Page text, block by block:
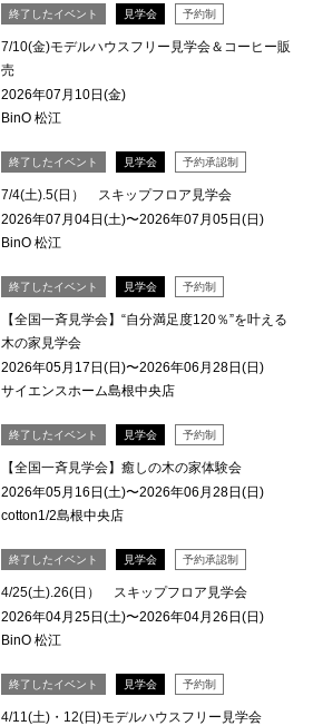
終了したイベント 見学会 予約制
7/10(金)モデルハウスフリー見学会＆コーヒー販
売
2026年07月10日(金)
BinO 松江
終了したイベント 見学会 予約承認制
7/4(土).5(日） スキップフロア見学会
2026年07月04日(土)〜2026年07月05日(日)
BinO 松江
終了したイベント 見学会 予約制
【全国一斉見学会】“自分満足度120％”を叶える
木の家見学会
2026年05月17日(日)〜2026年06月28日(日)
サイエンスホーム島根中央店
終了したイベント 見学会 予約制
【全国一斉見学会】癒しの木の家体験会
2026年05月16日(土)〜2026年06月28日(日)
cotton1/2島根中央店
終了したイベント 見学会 予約承認制
4/25(土).26(日） スキップフロア見学会
2026年04月25日(土)〜2026年04月26日(日)
BinO 松江
終了したイベント 見学会 予約制
4/11(土)・12(日)モデルハウスフリー見学会